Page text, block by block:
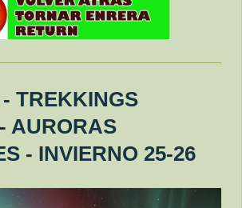
TREKKINGS
AURORAS
- INVIERNO 25-26